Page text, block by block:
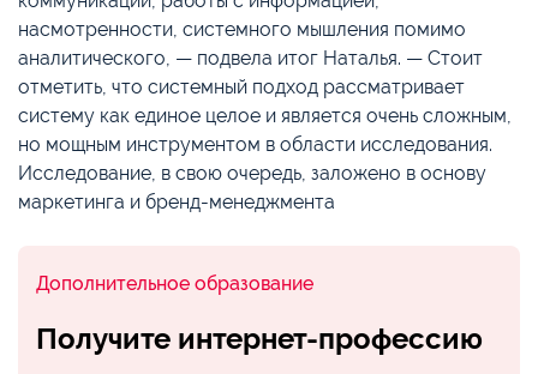
насмотренности, системного мышления помимо
аналитического, — подвела итог Наталья. — Стоит
отметить, что системный подход рассматривает
систему как единое целое и является очень сложным,
но мощным инструментом в области исследования.
Исследование, в свою очередь, заложено в основу
маркетинга и бренд-менеджмента
Дополнительное образование
Получите интернет-профессию